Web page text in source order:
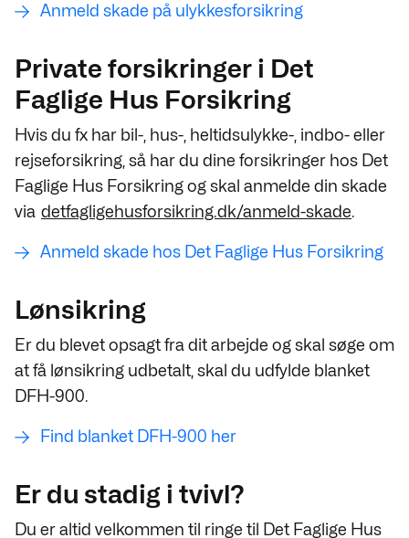
Anmeld skade på ulykkesforsikring
Private forsikringer i Det
Faglige Hus Forsikring
Hvis du fx har bil-, hus-, heltidsulykke-, indbo- eller
rejseforsikring, så har du dine forsikringer hos Det
Faglige Hus Forsikring og skal anmelde din skade
via detfagligehusforsikring.dk/anmeld-skade.
Anmeld skade hos Det Faglige Hus Forsikring
Lønsikring
Er du blevet opsagt fra dit arbejde og skal søge om
at få lønsikring udbetalt, skal du udfylde blanket
DFH-900.
Find blanket DFH-900 her
Er du stadig i tvivl?
Du er altid velkommen til ringe til Det Faglige Hus